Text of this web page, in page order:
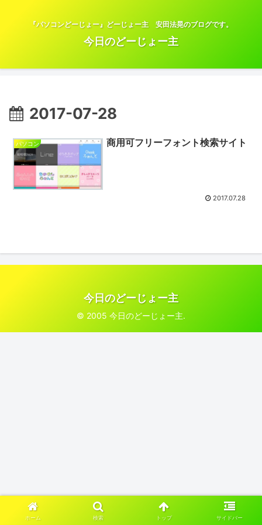
『パソコンどーじょー』どーじょー主 安田法晃のブログです。
今日のどーじょー主
2017-07-28
パソコン 商用可フリーフォント検索サイト
2017.07.28
今日のどーじょー主
© 2005 今日のどーじょー主.
ホーム 検索 トップ サイドバー